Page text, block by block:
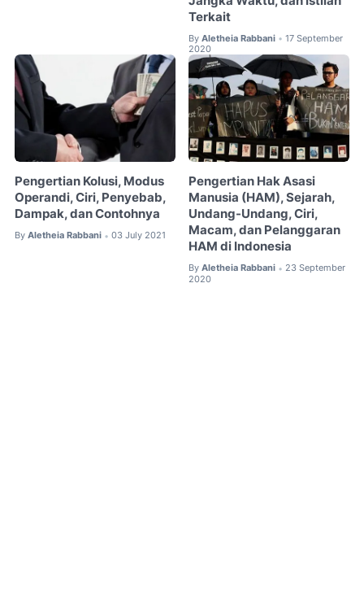
Terkait
By Aletheia Rabbani • 17 September
2020
Pengertian Kolusi, Modus
Operandi, Ciri, Penyebab,
Dampak, dan Contohnya
By Aletheia Rabbani • 03 July 2021
Pengertian Hak Asasi
Manusia (HAM), Sejarah,
Undang-Undang, Ciri,
Macam, dan Pelanggaran
HAM di Indonesia
By Aletheia Rabbani • 23 September
2020